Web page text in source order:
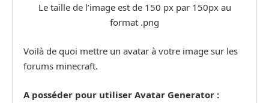
Le taille de l’image est de 150 px par 150px au
format .png
Voilà de quoi mettre un avatar à votre image sur les
forums minecraft.
A posséder pour utiliser Avatar Generator :